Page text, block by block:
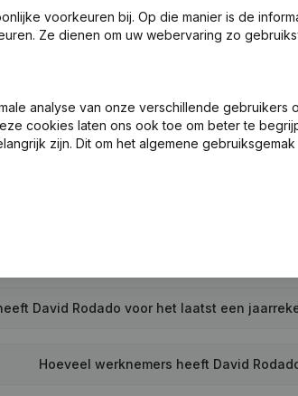
Wat is het PEPPOL ID van David
David Rodado voor het laatst een
Hoeveel werknemers heeft David
voorkeuren bij. Op die manier is de
Ze dienen om uw webervaring zo
analyse van onze verschillende gebruikers
cookies laten ons ook toe om beter te
zijn. Dit om het algemene